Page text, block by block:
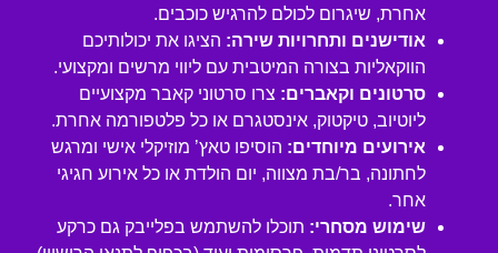
אחרת, שיגרום לכולם להרגיש כוכבים.
אודישנים ותחרויות שירה: הציגו את יכולותיכם
הווקאליות בצורה המיטבית עם ליווי מרשים ומקצועי.
סרטונים וקאברים: צרו סרטוני קאבר מקצועיים
ליוטיוב, טיקטוק, אינסטגרם או כל פלטפורמה אחרת.
אירועים מיוחדים: הוסיפו טאץ’ מוזיקלי אישי ומרגש
לחתונה, בר/בת מצווה, יום הולדת או כל אירוע חגיגי
אחר.
שימוש מסחרי: תוכלו להשתמש בפלייבק גם כרקע